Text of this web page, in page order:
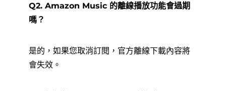
Q2. Amazon Music 的離線播放功能會過期
嗎？
是的，如果您取消訂閱，官方離線下載內容將
會失效。